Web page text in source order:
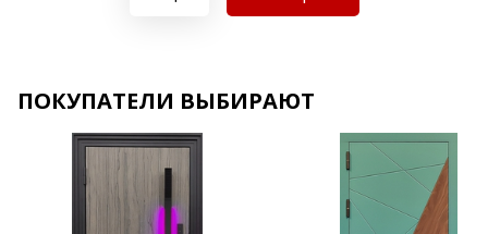
Хочу такую
ПОКУПАТЕЛИ ВЫБИРАЮТ